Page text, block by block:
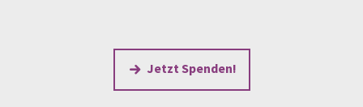
Jetzt Spenden!